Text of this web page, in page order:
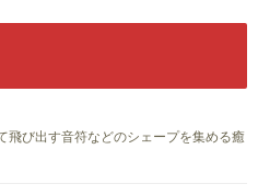
飛び出す音符などのシェープを集める癒